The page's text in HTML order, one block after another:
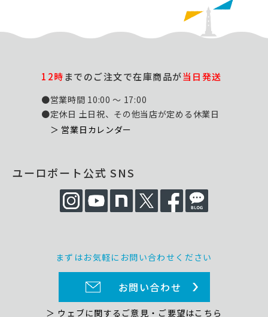
12時までのご注文で在庫商品が当日発送
●営業時間 10:00 ～ 17:00
●定休日 土日祝、その他当店が定める休業日
＞ 営業日カレンダー
ユーロポート公式 SNS
まずはお気軽にお問い合わせください
お問い合わせ
＞ ウェブに関するご意見・ご要望はこちら